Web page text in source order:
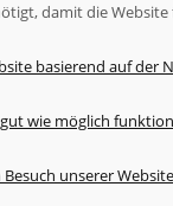
damit die
basierend auf der
wie möglich
unserer